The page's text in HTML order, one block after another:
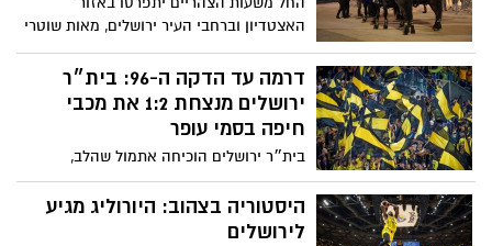
והתקווה של עם ישראל"
האצטדיון וברחבי העיר ירושלים, מאות שוטרי
מחוז ירושלים, לוחמי מג"ב, סדרנים
ומאבטחים, אשר יפעלו לשמירה על ביטחון
הציבור, הסדר הציבורי והחוק, לאבטחת קהל
דרמה עד הדקה ה-96: בית״ר
ירושלים מנצחת 1:2 את מכבי
חיפה בסמי עופר
בית״ר ירושלים הוכיחה אתמול שהלב,
האמונה והאופי עדיין מנצחים משחקים
גדולים. מול מכבי חיפה החזקה, באחד
המגרשים הקשים בארץ, הצליחה הקבוצה
היסטוריה בצהוב: היורוליג מגיע
לירושלים